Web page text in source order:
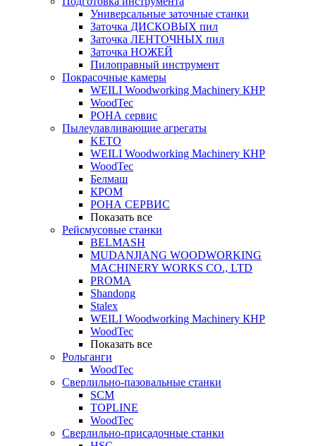
Универсальные заточные станки
Заточка ДИСКОВЫХ пил
Заточка ЛЕНТОЧНЫХ пил
Заточка НОЖЕЙ
Пилоправный инструмент
Покрасочные камеры
WEILI Woodworking Machinery КНР
WoodTec
РОНА сервис
Пылеулавливающие агрегаты
KETO
WEILI Woodworking Machinery КНР
WoodTec
Белмаш
КРОМ
РОНА СЕРВИС
Показать все
Рейсмусовые станки
BELMASH
MUDANJIANG WOODWORKING
MACHINERY WORKS CO., LTD
PROMA
Shandong
Stalex
WEILI Woodworking Machinery КНР
WoodTec
Показать все
Рольганги
WoodTec
Сверлильно-пазовальные станки
SCM
TOPLINE
WoodTec
Сверлильно-присадочные станки